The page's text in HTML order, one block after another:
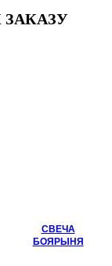
ЗАКАЗУ
СВЕЧА
БОЯРЫНЯ